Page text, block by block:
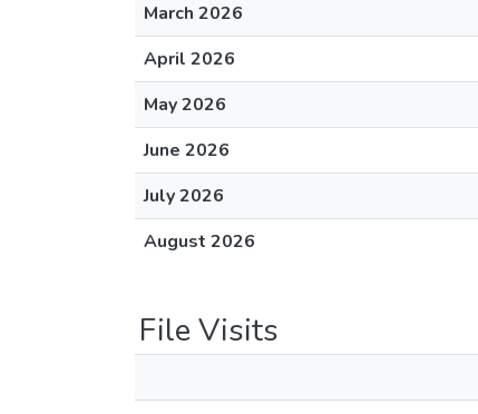
March 2026
April 2026
May 2026
June 2026
July 2026
August 2026
File Visits